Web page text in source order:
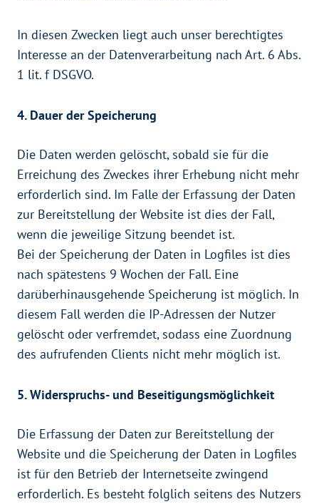
In diesen Zwecken liegt auch unser berechtigtes
Interesse an der Datenverarbeitung nach Art. 6 Abs.
1 lit. f DSGVO.
4. Dauer der Speicherung
Die Daten werden gelöscht, sobald sie für die
Erreichung des Zweckes ihrer Erhebung nicht mehr
erforderlich sind. Im Falle der Erfassung der Daten
zur Bereitstellung der Website ist dies der Fall,
wenn die jeweilige Sitzung beendet ist.
Bei der Speicherung der Daten in Logfiles ist dies
nach spätestens 9 Wochen der Fall. Eine
darüberhinausgehende Speicherung ist möglich. In
diesem Fall werden die IP-Adressen der Nutzer
gelöscht oder verfremdet, sodass eine Zuordnung
des aufrufenden Clients nicht mehr möglich ist.
5. Widerspruchs- und Beseitigungsmöglichkeit
Die Erfassung der Daten zur Bereitstellung der
Website und die Speicherung der Daten in Logfiles
ist für den Betrieb der Internetseite zwingend
erforderlich. Es besteht folglich seitens des Nutzers